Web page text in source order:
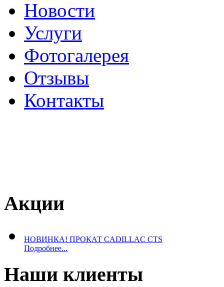
Новости
Услуги
Фотогалерея
Отзывы
­Контакты
Акции
НОВИНКА! ПРОКАТ CADILLAC CTS
Подробнее...
Наши клиенты